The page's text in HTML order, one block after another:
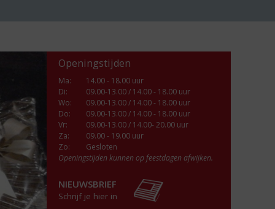
Openingstijden
Ma:
14.00 - 18.00 uur
Di:
09.00-13.00 / 14.00 - 18.00 uur
Wo:
09.00-13.00 / 14.00 - 18.00 uur
Do:
09.00-13.00 / 14.00 - 18.00 uur
Vr:
09.00-13.00 / 14.00- 20.00 uur
Za:
09.00 - 19.00 uur
Zo:
Gesloten
Openingstijden kunnen op feestdagen afwijken.
NIEUWSBRIEF
Schrijf je hier in